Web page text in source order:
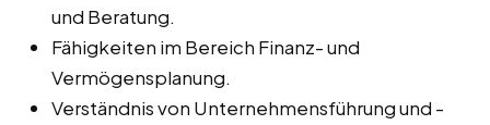
und Beratung.
Fähigkeiten im Bereich Finanz- und
Vermögensplanung.
Verständnis von Unternehmensführung und -